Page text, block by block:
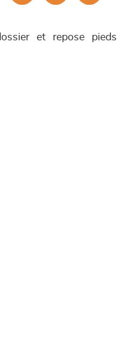
et repose pieds